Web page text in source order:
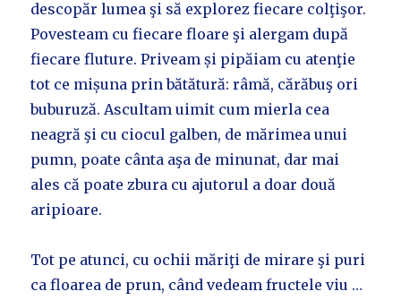
descopăr lumea şi să explorez fiecare colţişor.
Povesteam cu fiecare floare şi alergam după
fiecare fluture. Priveam și pipăiam cu atenţie
tot ce mișuna prin bătătură: râmă, cărăbuş ori
buburuză. Ascultam uimit cum mierla cea
neagră şi cu ciocul galben, de mărimea unui
pumn, poate cânta aşa de minunat, dar mai
ales că poate zbura cu ajutorul a doar două
aripioare.
Tot pe atunci, cu ochii măriţi de mirare şi puri
ca floarea de prun, când vedeam fructele viu …